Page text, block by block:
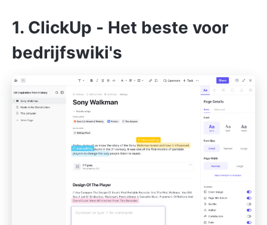
1. ClickUp - Het beste voor
bedrijfswiki's